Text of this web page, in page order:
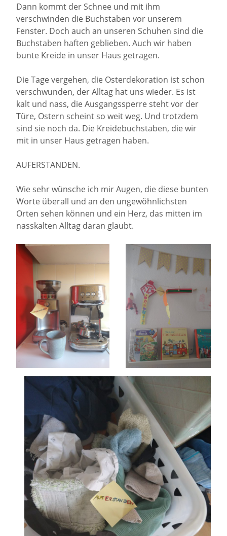
Dann kommt der Schnee und mit ihm
verschwinden die Buchstaben vor unserem
Fenster. Doch auch an unseren Schuhen sind die
Buchstaben haften geblieben. Auch wir haben
bunte Kreide in unser Haus getragen.
Die Tage vergehen, die Osterdekoration ist schon
verschwunden, der Alltag hat uns wieder. Es ist
kalt und nass, die Ausgangssperre steht vor der
Türe, Ostern scheint so weit weg. Und trotzdem
sind sie noch da. Die Kreidebuchstaben, die wir
mit in unser Haus getragen haben.
AUFERSTANDEN.
Wie sehr wünsche ich mir Augen, die diese bunten
Worte überall und an den ungewöhnlichsten
Orten sehen können und ein Herz, das mitten im
nasskalten Alltag daran glaubt.